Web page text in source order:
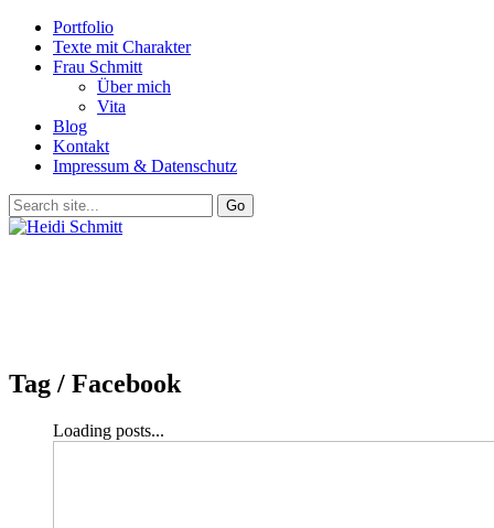
Portfolio
Texte mit Charakter
Frau Schmitt
Über mich
Vita
Blog
Kontakt
Impressum & Datenschutz
Tag / Facebook
Loading posts...